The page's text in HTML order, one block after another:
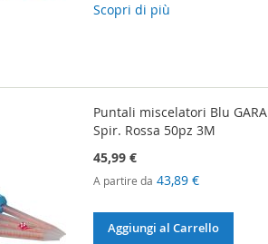
Scopri di più
Puntali miscelatori Blu
Spir. Rossa 50pz 3M
45,99 €
A partire da 43,89 €
Aggiungi al Carrello